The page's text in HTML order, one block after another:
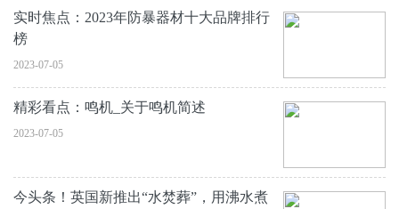
实时焦点：2023年防暴器材十大品牌排行
榜
2023-07-05
精彩看点：鸣机_关于鸣机简述
2023-07-05
今头条！英国新推出“水焚葬”，用沸水煮